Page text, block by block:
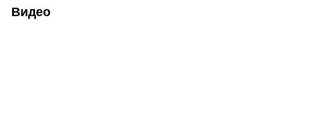
Видео